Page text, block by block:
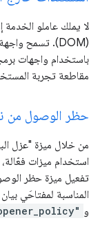
لا يملك عاملو الخدمة
مقاطعة تجربة
حظر الوصول من
من خلال ميزة "عزل
استخدام ميزات
تفعيل ميزة حظر
المناسبة لمفتاحَي بيان
و